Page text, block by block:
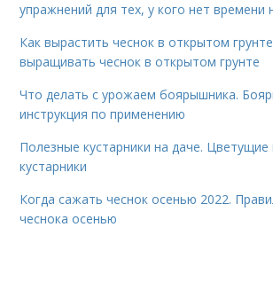
упражнений для тех, у кого нет времени
Как вырастить чеснок в открытом
выращивать чеснок в открытом грунте
Что делать с урожаем боярышника.
инструкция по применению
Полезные кустарники на даче. Цветущие
кустарники
Когда сажать чеснок осенью 2022.
чеснока осенью